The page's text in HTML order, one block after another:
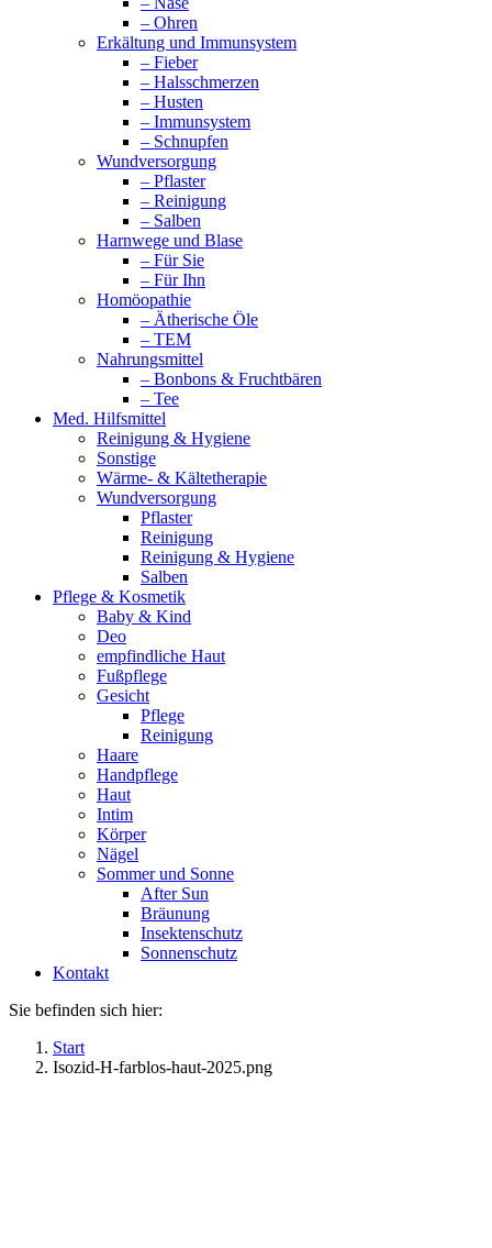
– Ohren
Erkältung und Immunsystem
– Fieber
– Halsschmerzen
– Husten
– Immunsystem
– Schnupfen
Wundversorgung
– Pflaster
– Reinigung
– Salben
Harnwege und Blase
– Für Sie
– Für Ihn
Homöopathie
– Ätherische Öle
– TEM
Nahrungsmittel
– Bonbons & Fruchtbären
– Tee
Med. Hilfsmittel
Reinigung & Hygiene
Sonstige
Wärme- & Kältetherapie
Wundversorgung
Pflaster
Reinigung
Reinigung & Hygiene
Salben
Pflege & Kosmetik
Baby & Kind
Deo
empfindliche Haut
Fußpflege
Gesicht
Pflege
Reinigung
Haare
Handpflege
Haut
Intim
Körper
Nägel
Sommer und Sonne
After Sun
Bräunung
Insektenschutz
Sonnenschutz
Kontakt
Sie befinden sich hier:
Start
Isozid-H-farblos-haut-2025.png